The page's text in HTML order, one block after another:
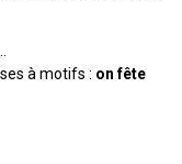
à motifs : on fête